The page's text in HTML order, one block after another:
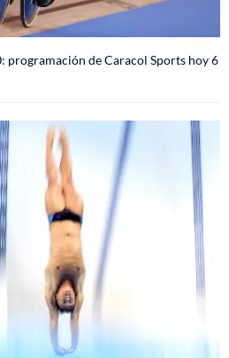
programación de Caracol Sports hoy 6